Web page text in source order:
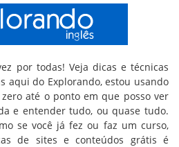
por todas! Veja dicas e técnicas
aqui do Explorando, estou usando
até o ponto em que posso ver
e entender tudo, ou quase tudo.
se você já fez ou faz um curso,
de sites e conteúdos grátis é